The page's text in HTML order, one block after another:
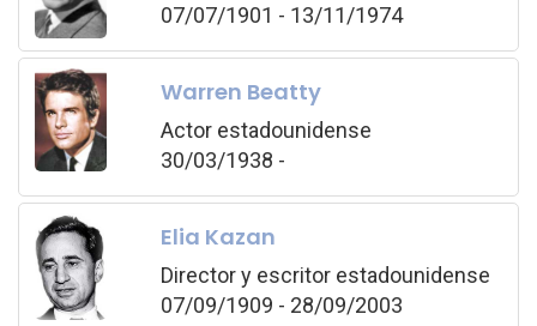
07/07/1901 - 13/11/1974
Warren Beatty
Actor estadounidense
30/03/1938 -
Elia Kazan
Director y escritor estadounidense
07/09/1909 - 28/09/2003